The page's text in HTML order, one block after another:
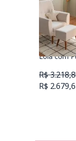
Kit Quarto
Square
+ Cômoda
Poltrona
Lola com
R$
R$